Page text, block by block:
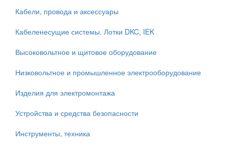
Кабели, провода и аксессуары
Кабеленесущие системы. Лотки DKC, IEK
Высоковольтное и щитовое оборудование
Низковольтное и промышленное электрооборудование
Изделия для электромонтажа
Устройства и средства безопасности
Инструменты, техника